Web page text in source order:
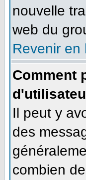
nouvelle
web du
Revenir en
Comment
Il peut y
des
combien